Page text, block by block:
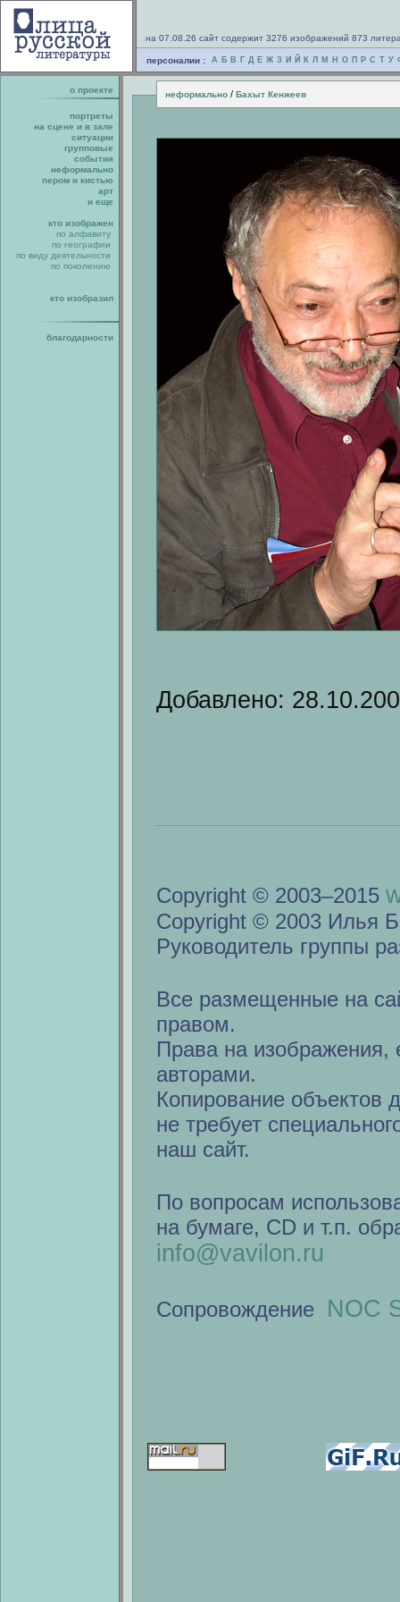
на 07.08.26 сайт содержит 3276 изображений 873
персоналии : А Б В Г Д Е Ж З И Й К Л М Н О П Р С Т У
о проекте неформально / Бахыт Кенжеев
портреты
на сцене и в зале
ситуации
групповые
события
неформально
пером и кистью
арт
и еще
кто изображен
по алфавиту
по географии
по виду деятельности
по поколению
кто изобразил
благодарности
Добавлено:
Copyright © 2003–2015
Copyright © 2003 Илья
Руководитель группы
Все размещенные на
правом.
Права на изображения,
авторами.
Копирование объектов
не требует
наш сайт.
По вопросам
на бумаге, CD и т.п.
info@vavilon.ru
Сопровождение NOC